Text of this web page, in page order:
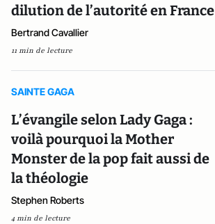
dilution de l’autorité en France
Bertrand Cavallier
11 min de lecture
SAINTE GAGA
L’évangile selon Lady Gaga :
voilà pourquoi la Mother
Monster de la pop fait aussi de
la théologie
Stephen Roberts
4 min de lecture